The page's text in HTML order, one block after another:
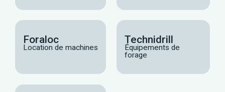
Foraloc
Location de machines
Technidrill
Équipements de
forage